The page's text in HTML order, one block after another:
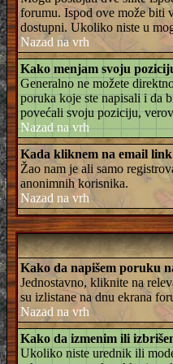
forumu. Ispod ove može biti
dostupni. Ukoliko niste u
Nazad na vrh
Kako menjam svoju
Generalno ne možete
poruka koje ste napisali i da
povećali svoju poziciju,
Nazad na vrh
Kada kliknem na email
Žao nam je ali samo
anonimnih korisnika.
Nazad na vrh
Kako da napišem poruku
Jednostavno, kliknite na
su izlistane na dnu ekrana
Nazad na vrh
Kako da izmenim ili
Ukoliko niste urednik ili